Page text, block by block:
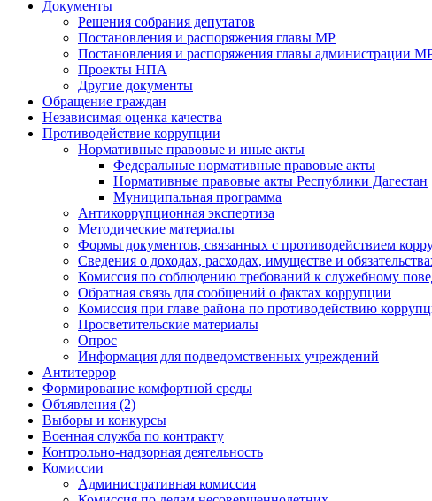
Документы
Решения собрания депутатов
Постановления и распоряжения главы МР
Постановления и распоряжения главы администрации
Проекты НПА
Другие документы
Обращение граждан
Независимая оценка качества
Противодействие коррупции
Нормативные правовые и иные акты
Федеральные нормативные правовые акты
Нормативные правовые акты Республики Дагестан
Муниципальная программа
Антикоррупционная экспертиза
Методические материалы
Формы документов, связанных с противодействием
Сведения о доходах, расходах, имуществе и
Комиссия по соблюдению требований к служебному
Обратная связь для сообщений о фактах коррупции
Комиссия при главе района по противодействию
Просветительские материалы
Опрос
Информация для подведомственных учреждений
Антитеррор
Формирование комфортной среды
Объявления (2)
Выборы и конкурсы
Военная служба по контракту
Контрольно-надзорная деятельность
Комиссии
Административная комиссия